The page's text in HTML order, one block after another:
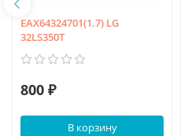
EAX64324701(1.7) LG
32LS350T
800 ₽
В корзину